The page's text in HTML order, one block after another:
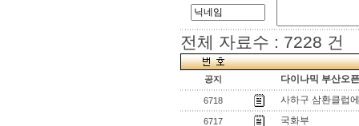
전체 자료수 : 7228 건
공지 다이나믹 부산오
6718 사하구 삼환클럽
6717 국화부